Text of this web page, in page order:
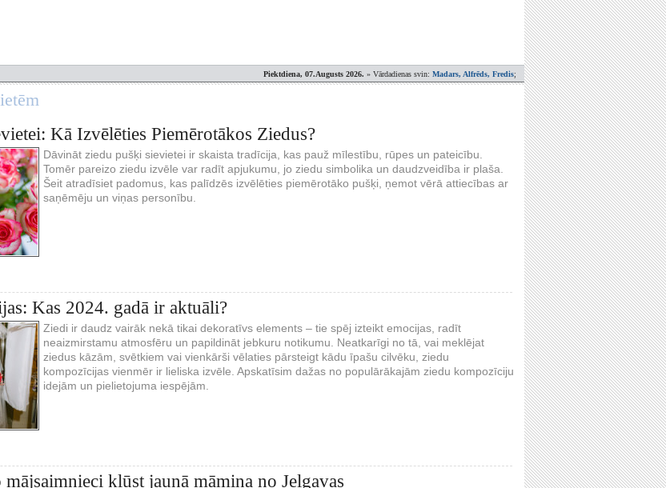
Piektdiena, 07.Augusts 2026. » Vārdadienas svin: Madars, Alfrēds, Fredis;
Kā Izvēlēties Piemērotākos Ziedus?
Dāvināt ziedu pušķi sievietei ir skaista tradīcija, kas pauž mīlestību, rūpes un pateicību.
Tomēr pareizo ziedu izvēle var radīt apjukumu, jo ziedu simbolika un daudzveidība ir plaša.
Šeit atradīsiet padomus, kas palīdzēs izvēlēties piemērotāko pušķi, ņemot vērā attiecības ar
saņēmēju un viņas personību.
Kas 2024. gadā ir aktuāli?
Ziedi ir daudz vairāk nekā tikai dekoratīvs elements – tie spēj izteikt emocijas, radīt
neaizmirstamu atmosfēru un papildināt jebkuru notikumu. Neatkarīgi no tā, vai meklējat
ziedus kāzām, svētkiem vai vienkārši vēlaties pārsteigt kādu īpašu cilvēku, ziedu
kompozīcijas vienmēr ir lieliska izvēle. Apskatīsim dažas no populārākajām ziedu kompozīciju
idejām un pielietojuma iespējām.
kļūst jaunā māmiņa no Jelgavas